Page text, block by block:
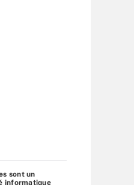
sont un
informatique